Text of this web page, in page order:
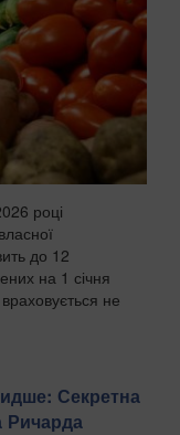
році
до 12
на 1 січня
не
Секретна
Ричарда